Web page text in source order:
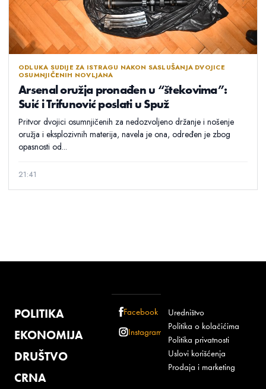
ODLUKA SUDIJE ZA ISTRAGU NAKON SASLUŠANJA DVOJICE
OSUMNJIČENIH NOVLJANA
Arsenal oružja pronađen u “štekovima”:
Suić i Trifunović poslati u Spuž
Pritvor dvojici osumnjičenih za nedozvoljeno držanje i nošenje
oružja i eksplozivnih materija, navela je ona, određen je zbog
opasnosti od...
21:41
POLITIKA
EKONOMIJA
DRUŠTVO
CRNA
Facebook
Instagram
Uredništvo
Politika o kolačićima
Politika privatnosti
Uslovi korišćenja
Prodaja i marketing